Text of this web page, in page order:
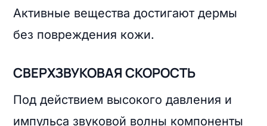
Активные вещества достигают дермы
без повреждения кожи.
СВЕРХЗВУКОВАЯ СКОРОСТЬ
Под действием высокого давления и
импульса звуковой волны компоненты